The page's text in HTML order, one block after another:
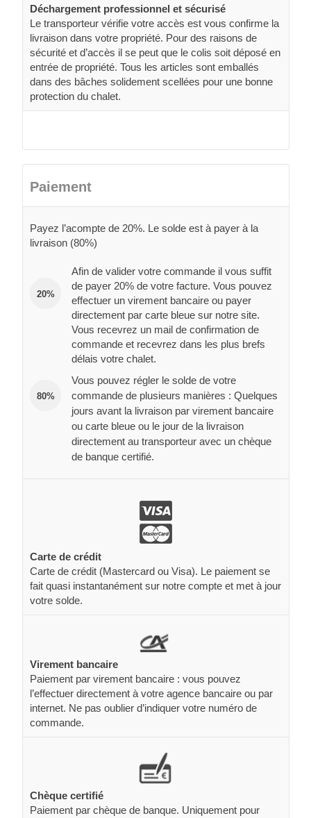
Déchargement professionnel et sécurisé
Le transporteur vérifie votre accès est vous confirme la
livraison dans votre propriété. Pour des raisons de
sécurité et d’accès il se peut que le colis soit déposé en
entrée de propriété. Tous les articles sont emballés
dans des bâches solidement scellées pour une bonne
protection du chalet.
Paiement
Payez l’acompte de 20%. Le solde est à payer à la
livraison (80%)
20%
Afin de valider votre commande il vous suffit
de payer 20% de votre facture. Vous pouvez
effectuer un virement bancaire ou payer
directement par carte bleue sur notre site.
Vous recevrez un mail de confirmation de
commande et recevrez dans les plus brefs
délais votre chalet.
80%
Vous pouvez régler le solde de votre
commande de plusieurs manières : Quelques
jours avant la livraison par virement bancaire
ou carte bleue ou le jour de la livraison
directement au transporteur avec un chèque
de banque certifié.
Carte de crédit
Carte de crédit (Mastercard ou Visa). Le paiement se
fait quasi instantanément sur notre compte et met à jour
votre solde.
Virement bancaire
Paiement par virement bancaire : vous pouvez
l’effectuer directement à votre agence bancaire ou par
internet. Ne pas oublier d’indiquer votre numéro de
commande.
Chèque certifié
Paiement par chèque de banque. Uniquement pour